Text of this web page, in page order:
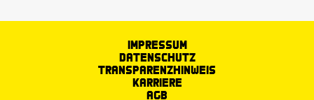
Impressum
Datenschutz
Transparenzhinweis
Karriere
AGB